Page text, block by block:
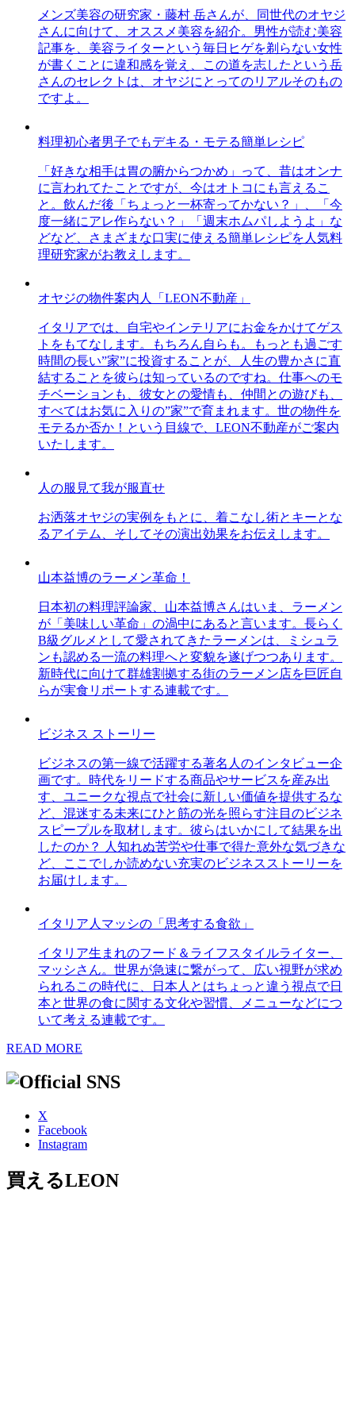
メンズ美容の研究家・藤村 岳さんが、同世代のオヤジ
さんに向けて、オススメ美容を紹介。男性が読む美容
記事を、美容ライターという毎日ヒゲを剃らない女性
が書くことに違和感を覚え、この道を志したという岳
さんのセレクトは、オヤジにとってのリアルそのもの
ですよ。
料理初心者男子でもデキる・モテる簡単レシピ
「好きな相手は胃の腑からつかめ」って、昔はオンナ
に言われてたことですが、今はオトコにも言えるこ
と。飲んだ後「ちょっと一杯寄ってかない？」、「今
度一緒にアレ作らない？」「週末ホムパしようよ」な
どなど、さまざまな口実に使える簡単レシピを人気料
理研究家がお教えします。
オヤジの物件案内人「LEON不動産」
イタリアでは、自宅やインテリアにお金をかけてゲス
トをもてなします。もちろん自らも。もっとも過ごす
時間の長い”家”に投資することが、人生の豊かさに直
結することを彼らは知っているのですね。仕事へのモ
チベーションも、彼女との愛情も、仲間との遊びも、
すべてはお気に入りの”家”で育まれます。世の物件を
モテるか否か！という目線で、LEON不動産がご案内
いたします。
人の服見て我が服直せ
お洒落オヤジの実例をもとに、着こなし術とキーとな
るアイテム、そしてその演出効果をお伝えします。
山本益博のラーメン革命！
日本初の料理評論家、山本益博さんはいま、ラーメン
が「美味しい革命」の渦中にあると言います。長らく
B級グルメとして愛されてきたラーメンは、ミシュラ
ンも認める一流の料理へと変貌を遂げつつあります。
新時代に向けて群雄割拠する街のラーメン店を巨匠自
らが実食リポートする連載です。
ビジネス ストーリー
ビジネスの第一線で活躍する著名人のインタビュー企
画です。時代をリードする商品やサービスを産み出
す、ユニークな視点で社会に新しい価値を提供するな
ど、混迷する未来にひと筋の光を照らす注目のビジネ
スピープルを取材します。彼らはいかにして結果を出
したのか？ 人知れぬ苦労や仕事で得た意外な気づきな
ど、ここでしか読めない充実のビジネスストーリーを
お届けします。
イタリア人マッシの「思考する食欲」
イタリア生まれのフード＆ライフスタイルライター、
マッシさん。世界が急速に繋がって、広い視野が求め
られるこの時代に、日本人とはちょっと違う視点で日
本と世界の食に関する文化や習慣、メニューなどにつ
いて考える連載です。
READ MORE
X
Facebook
Instagram
買えるLEON